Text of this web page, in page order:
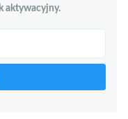
aktywacyjny.